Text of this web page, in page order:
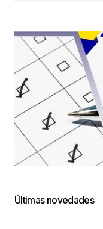
Últimas novedades